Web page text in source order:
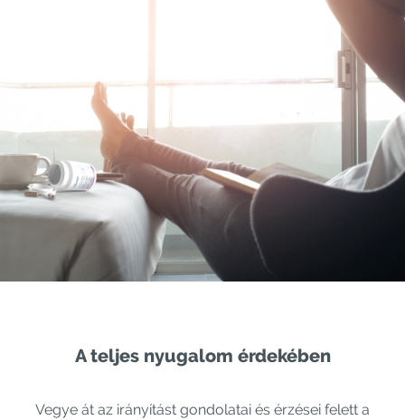
A teljes nyugalom érdekében
Vegye át az irányítást gondolatai és érzései felett a